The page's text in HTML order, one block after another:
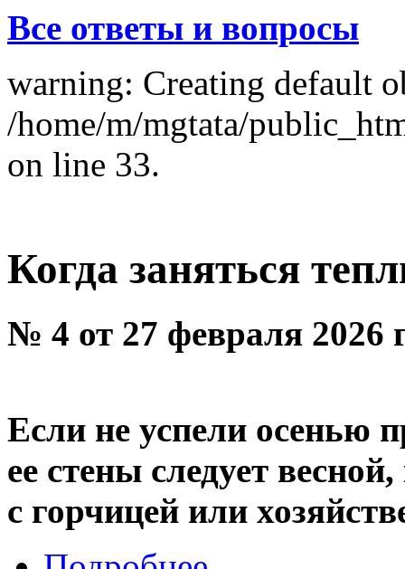
Все ответы и вопросы
warning: Creating default
/home/m/mgtata/
on line 33.
Когда заняться
№ 4 от 27 февраля 2026
Если не успели осенью
ее стены следует
с горчицей или